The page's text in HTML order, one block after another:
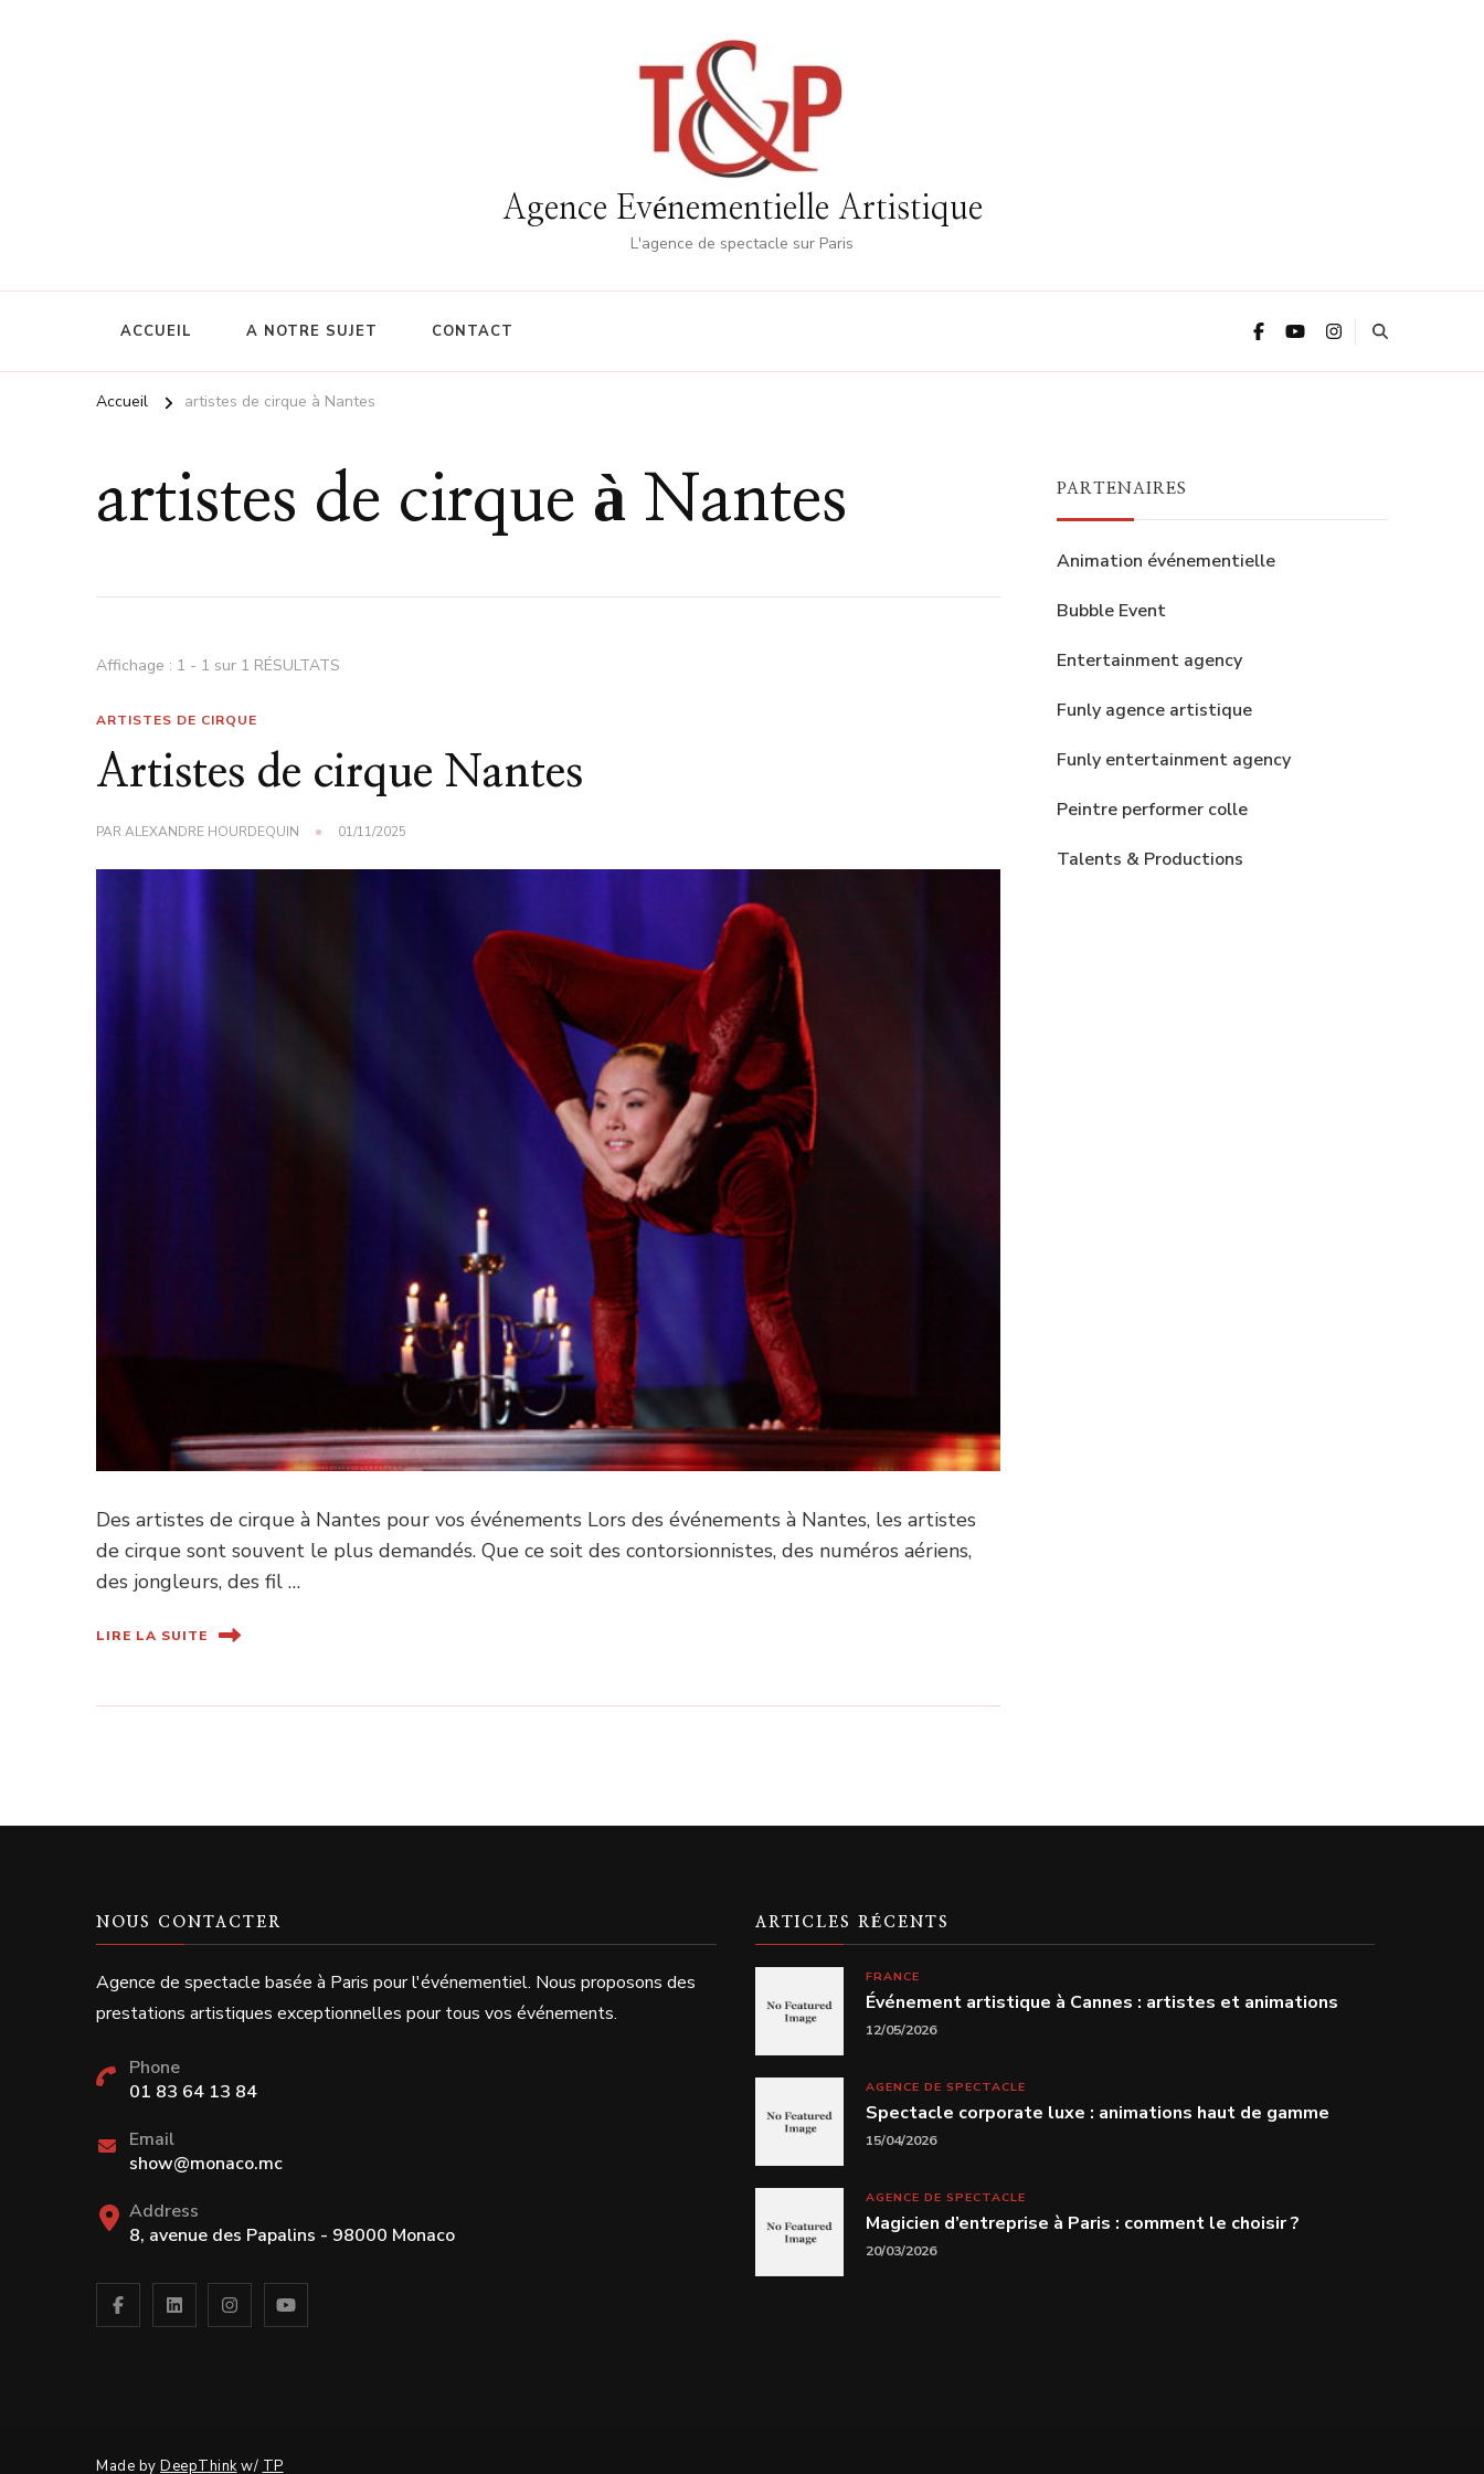
Agence Evénementielle Artistique
L'agence de spectacle sur Paris
ACCUEIL A NOTRE SUJET CONTACT
Accueil artistes de cirque à Nantes
artistes de cirque à Nantes
Affichage : 1 - 1 sur 1 RÉSULTATS
ARTISTES DE CIRQUE
Artistes de cirque Nantes
PARALEXANDRE HOURDEQUIN 01/11/2025
Des artistes de cirque à Nantes pour vos événements Lors des événements à Nantes, les artistes
de cirque sont souvent le plus demandés. Que ce soit des contorsionnistes, des numéros aériens,
des jongleurs, des fil …
LIRE LA SUITE
PARTENAIRES
Animation événementielle
Bubble Event
Entertainment agency
Funly agence artistique
Funly entertainment agency
Peintre performer colle
Talents & Productions
NOUS CONTACTER
Agence de spectacle basée à Paris pour l'événementiel. Nous proposons des
prestations artistiques exceptionnelles pour tous vos événements.
Phone
01 83 64 13 84
Email
show@monaco.mc
Address
8, avenue des Papalins - 98000 Monaco
ARTICLES RÉCENTS
FRANCE
Événement artistique à Cannes : artistes et animations
12/05/2026
AGENCE DE SPECTACLE
Spectacle corporate luxe : animations haut de gamme
15/04/2026
AGENCE DE SPECTACLE
Magicien d’entreprise à Paris : comment le choisir ?
20/03/2026
Made by DeepThinkw/ TP